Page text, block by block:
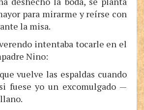
para mirarme y reírse con
la misa.
intentaba tocarle en el
Nino:
vuelve las espaldas cuando
fuese yo un excomulgado —